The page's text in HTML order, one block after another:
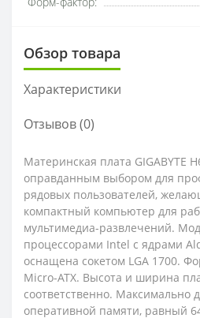
Обзор товара
Характеристики
Отзывов (0)
Материнская плата GIGABYTE
оправданным выбором для
рядовых пользователей,
компактный компьютер для
мультимедиа-развлечений.
процессорами Intel с ядрами
оснащена сокетом LGA 1700.
Micro-ATX. Высота и ширина
соответственно. Максимально
оперативной памяти, равный